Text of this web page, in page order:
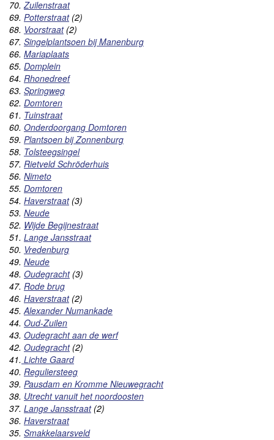
70. Zuilenstraat
69. Potterstraat(2)
68. Voorstraat(2)
67. Singelplantsoen bij Manenburg
66. Mariaplaats
65. Domplein
64. Rhonedreef
63. Springweg
62. Domtoren
61. Tuinstraat
60. Onderdoorgang Domtoren
59. Plantsoen bij Zonnenburg
58. Tolsteegsingel
57. Rietveld Schröderhuis
56. Nimeto
55. Domtoren
54. Haverstraat(3)
53. Neude
52. Wijde Begijnestraat
51. Lange Jansstraat
50. Vredenburg
49. Neude
48. Oudegracht(3)
47. Rode brug
46. Haverstraat(2)
45. Alexander Numankade
44. Oud-Zuilen
43. Oudegracht aan de werf
42. Oudegracht(2)
41. Lichte Gaard
40. Reguliersteeg
39. Pausdam en Kromme Nieuwegracht
38. Utrecht vanuit het noordoosten
37. Lange Jansstraat(2)
36. Haverstraat
35. Smakkelaarsveld